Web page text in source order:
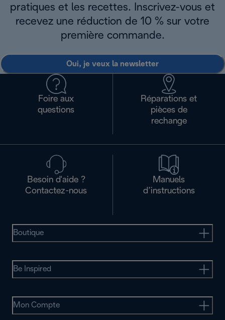
pratiques et les recettes. Inscrivez-vous et
recevez une réduction de 10 % sur votre
première commande.
Oui, je veux la newsletter
Foire aux
questions
Réparations et
pièces de
rechange
Besoin d'aide ?
Contactez-nous
Manuels
d’instructions
Boutique
Be Inspired
Mon Compte